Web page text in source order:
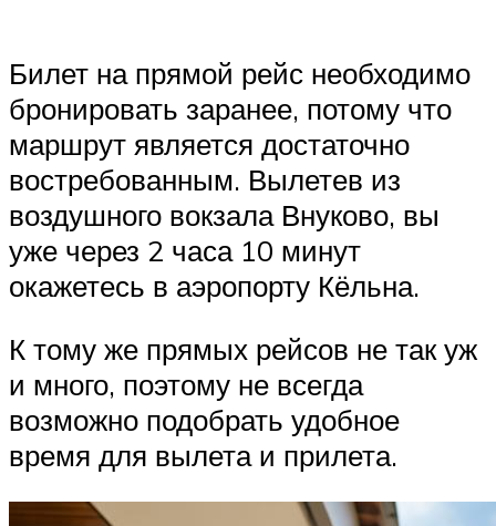
Билет на прямой рейс необходимо
бронировать заранее, потому что
маршрут является достаточно
востребованным. Вылетев из
воздушного вокзала Внуково, вы
уже через 2 часа 10 минут
окажетесь в аэропорту Кёльна.
К тому же прямых рейсов не так уж
и много, поэтому не всегда
возможно подобрать удобное
время для вылета и прилета.